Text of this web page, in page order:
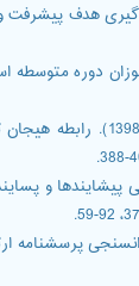
سیاوش و بیگدلی، ایمان الله.
دانش‏آموزان دوره
بارانی، حمید؛ خرمائی، فرهاد؛ شیخ
فتح آبادی، جلیل و حیدری، محمود.
و منصوری نژاد، راضیه. (1394).